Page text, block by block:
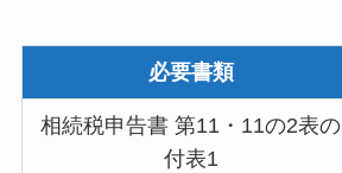
必要書類
相続税申告書 第11・11の2表の
付表1